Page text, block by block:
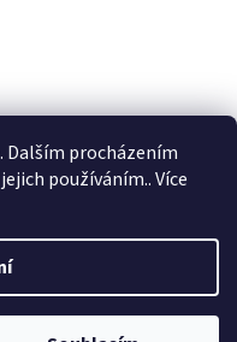
Dalším procházením
používáním.. Více
práva vyhrazena.Upravit